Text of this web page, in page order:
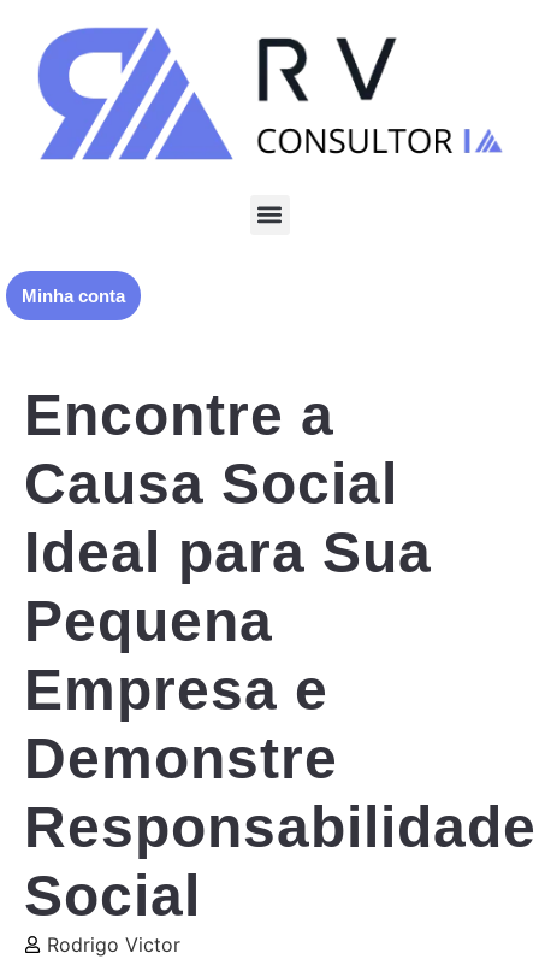
Minha conta
Encontre a
Causa Social
Ideal para Sua
Pequena
Empresa e
Demonstre
Responsabilidade
Social
Rodrigo Victor